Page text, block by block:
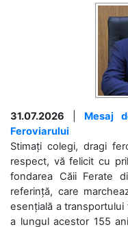
31.07.2026
Mesaj
Feroviarului
Stimați colegi, dragi
respect, vă felicit cu
fondarea Căii Ferate
referință, care
esențială a
a lungul acestor 155